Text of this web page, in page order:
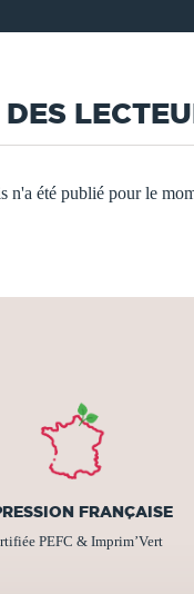
n'a été publié pour le
FRANÇAISE
PEFC & Imprim’Vert